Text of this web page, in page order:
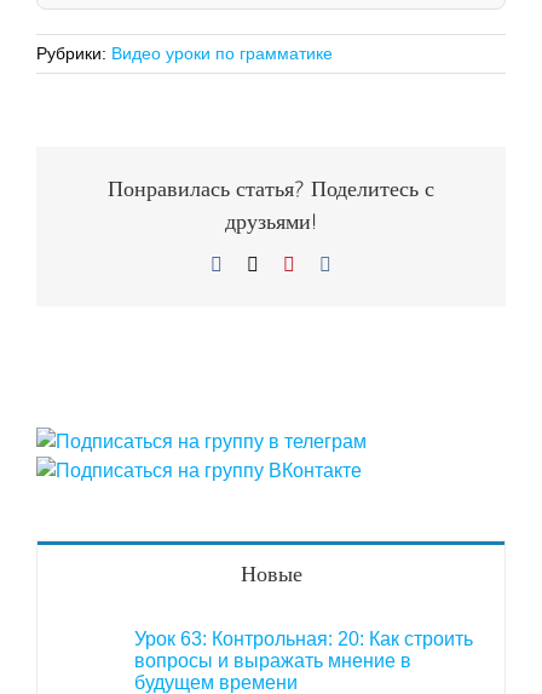
Рубрики: Видео уроки по грамматике
Понравилась статья? Поделитесь с
друзьями!
Facebook Pinterest
Новые
Урок 63: Контрольная: 20: Как строить
вопросы и выражать мнение в
будущем времени